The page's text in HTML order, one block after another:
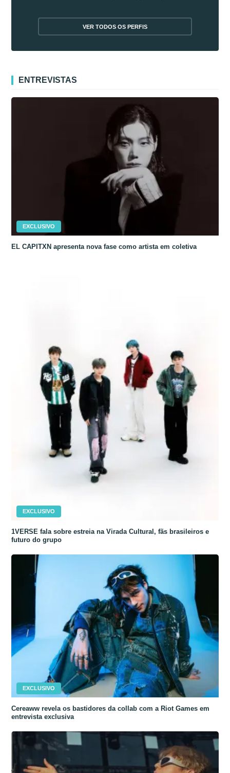
VER TODOS OS PERFIS
ENTREVISTAS
EXCLUSIVO
EL CAPITXN apresenta nova fase como artista em coletiva
EXCLUSIVO
1VERSE fala sobre estreia na Virada Cultural, fãs brasileiros e
futuro do grupo
EXCLUSIVO
Cereaww revela os bastidores da collab com a Riot Games em
entrevista exclusiva